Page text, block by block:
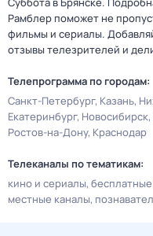
Рамблер поможет не
фильмы и сериалы.
отзывы телезрителей и
Телепрограмма по городам:
Санкт-Петербург Казань
Екатеринбург Новосибирск
Ростов-на-Дону Краснодар
Телеканалы по тематикам:
кино и сериалы
местные каналы